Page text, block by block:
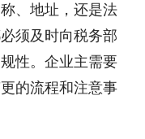
、地址，还是法
须及时向税务部
性。企业主需要
的流程和注意事